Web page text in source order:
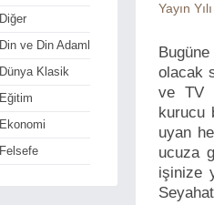
Diğer
Din ve Din Adamları
Dünya Klasik
Eğitim
Ekonomi
Felsefe
Yayın Yılı
olacak
ve TV
kurucu
uyan
ucuza
işinize